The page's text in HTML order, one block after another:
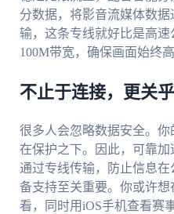
分数据，将影音流媒体数
输，这条专线就好比是高
100M带宽，确保画面始终
不止于连接，更关
很多人会忽略数据安全。
在保护之下。因此，可靠加
通过专线传输，防止信息
备支持至关重要。你或许想
看，同时用iOS手机查看赛